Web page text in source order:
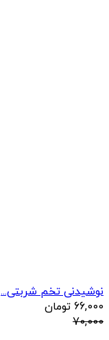
نوشیدنی تخم شربتی...
66,000 تومان
70,000